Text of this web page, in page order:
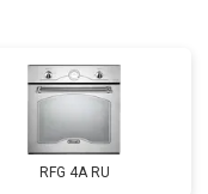
RFG 4A RU